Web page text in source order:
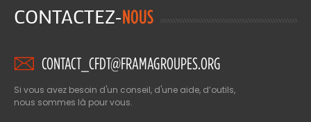
CONTACTEZ-NOUS
CONTACT_CFDT@FRAMAGROUPES.ORG
Si vous avez besoin d'un conseil, d'une aide, d’outils,
nous sommes là pour vous.